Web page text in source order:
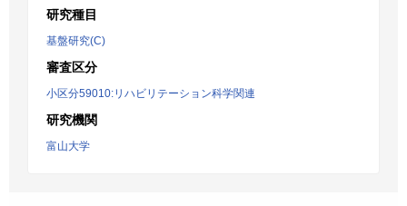
研究種目
基盤研究(C)
審査区分
小区分59010:リハビリテーション科学関連
研究機関
富山大学